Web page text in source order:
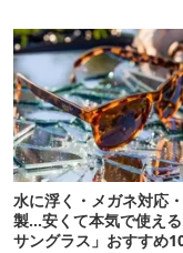
水に浮く・メガネ対応
製…安くて本気で使え
サングラス」おすすめ